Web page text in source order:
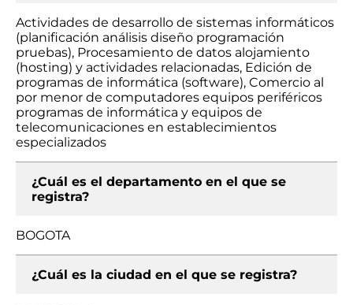
Actividades de desarrollo de sistemas informáticos
(planificación análisis diseño programación
pruebas), Procesamiento de datos alojamiento
(hosting) y actividades relacionadas, Edición de
programas de informática (software), Comercio al
por menor de computadores equipos periféricos
programas de informática y equipos de
telecomunicaciones en establecimientos
especializados
¿Cuál es el departamento en el que se
registra?
BOGOTA
¿Cuál es la ciudad en el que se registra?